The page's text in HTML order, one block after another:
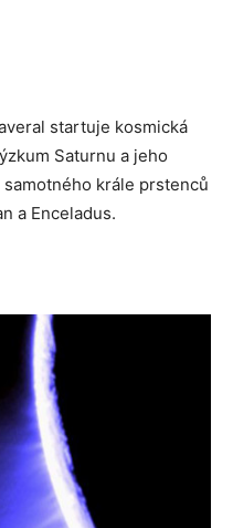
startuje kosmická
Saturnu a jeho
krále prstenců
a Enceladus.